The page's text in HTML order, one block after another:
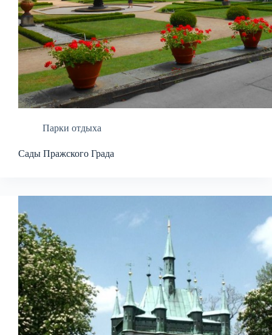
Парки отдыха
Сады Пражского Града